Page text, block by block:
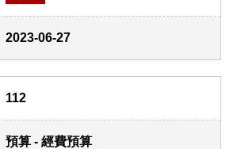
2023-06-27
112
預算 - 經費預算